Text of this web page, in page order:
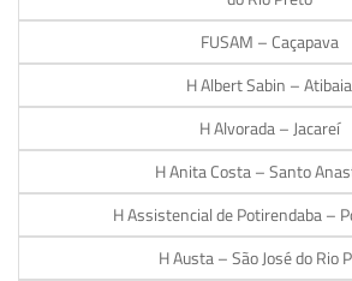
FUSAM – Caçapava
H Albert Sabin – Atibaia
H Alvorada – Jacareí
H Anita Costa – Santo
H Assistencial de Potirendaba –
H Austa – São José do Rio